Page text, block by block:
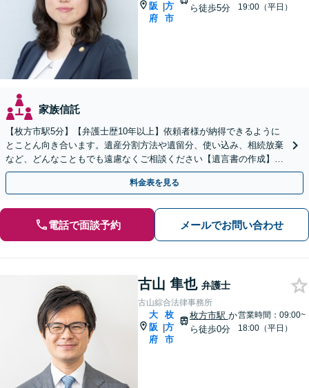
阪
府
|方
市
ら徒歩5分
19:00（平日）
家族信託
【枚方市駅5分】【弁護士歴10年以上】依頼者様が納得できるように
とことん向き合います。遺産分割方法や遺留分、使い込み、相続放棄
など、どんなこともでも遠慮なくご相談ください【遺言書の作成】自
宅や病院、介護施設へ出張可【Zoom面談可】
料金表を見る
電話で面談予約 メールでお問い合わせ
古山 隼也 弁護士
古山綜合法律事務所
大
阪
府
|
枚
方
市
枚方市駅 か
ら徒歩0分
営業時間：09:00~
18:00（平日）